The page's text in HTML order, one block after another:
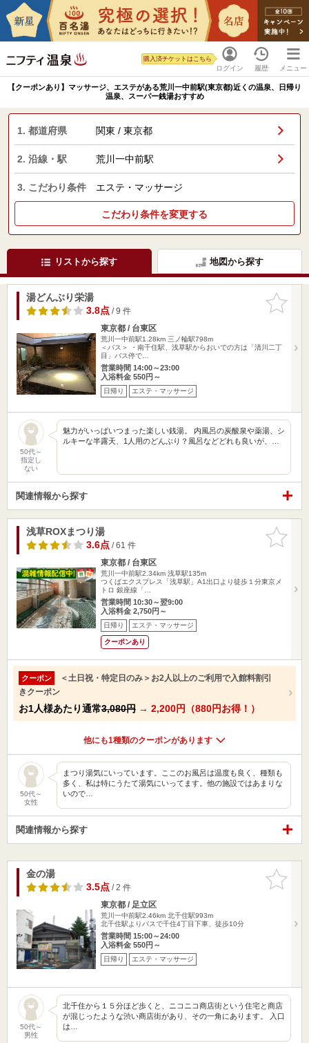
ログイン
購入済チケットはこちら
履歴 メニュー
【クーポンあり】マッサージ、エステがある荒川一中前駅(東京都)近くの温泉、日帰り
温泉、スーパー銭湯おすすめ
1. 都道府県 関東 / 東京都
2. 沿線・駅 荒川一中前駅
3. こだわり条件 エステ・マッサージ
こだわり条件を変更する
リストから探す 地図から探す
お気に入
りに追加
湯どんぶり栄湯
3.8点/ 9 件
東京都 / 台東区
荒川一中前駅1.28km 三ノ輪駅798m
＜バス＞ ・南千住駅、浅草駅からおいでの方は「清川二丁
目」バス停で…
営業時間 14:00～23:00
入浴料金 550円～
日帰り エステ・マッサージ
50代～
指定し
ない
魅力がいっぱいつまった楽しい銭湯。 内風呂の炭酸泉や薬湯、シ
ルキーな半露天、1人用のどんぶり？風呂などどれも良いが、…
関連情報から探す
お気に入
りに追加
浅草ROXまつり湯
3.6点/ 61 件
東京都 / 台東区
荒川一中前駅2.34km 浅草駅135m
つくばエクスプレス「浅草駅」A1出口より徒歩１分東京メ
トロ 銀座線「…
営業時間 10:30～翌9:00
入浴料金 2,750円～
日帰り エステ・マッサージ
クーポンあり
クーポン
＜土日祝・特定日のみ＞お2人以上のご利用で入館料割引
きクーポン
お1人様あたり通常3,080円 → 2,200円（880円お得！）
他にも1種類のクーポンがあります
50代～
女性
まつり湯気にいっています。ここのお風呂は温度も良く、種類も
多く、私は特にうたて湯気にいってます。他の施設ではあまりな
いので…
関連情報から探す
お気に入
りに追加
金の湯
3.5点/ 2 件
東京都 / 足立区
荒川一中前駅2.46km 北千住駅993m
北千住駅よりバスで千住4丁目下車、徒歩10分
営業時間 15:00～24:00
入浴料金 550円～
日帰り エステ・マッサージ
50代～
男性
北千住から１５分ほど歩くと、ニコニコ商店街という住宅と商店
が混じったような渋い商店街があり、その一角にあります。 入口
は…